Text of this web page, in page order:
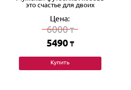
это счастье для двоих
Цена:
6000₸
5490 ₸
Купить